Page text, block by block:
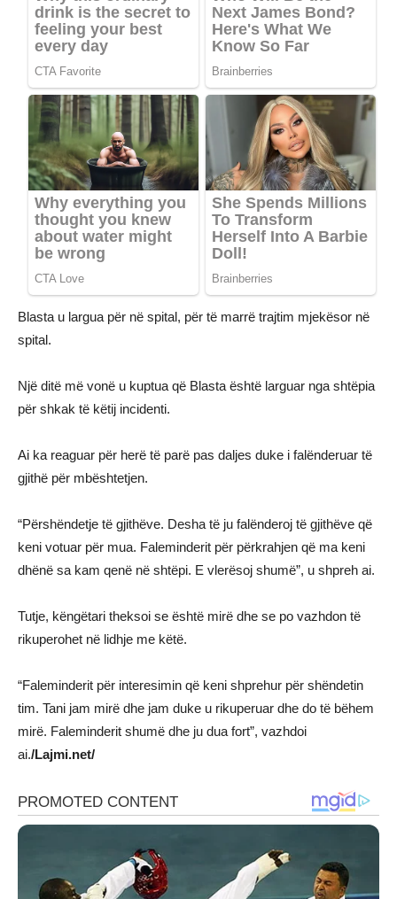
Blasta u largua për në spital, për të marrë trajtim mjekësor në
spital.
Një ditë më vonë u kuptua që Blasta është larguar nga shtëpia
për shkak të këtij incidenti.
Ai ka reaguar për herë të parë pas daljes duke i falënderuar të
gjithë për mbështetjen.
“Përshëndetje të gjithëve. Desha të ju falënderoj të gjithëve që
keni votuar për mua. Faleminderit për përkrahjen që ma keni
dhënë sa kam qenë në shtëpi. E vlerësoj shumë”, u shpreh ai.
Tutje, këngëtari theksoi se është mirë dhe se po vazhdon të
rikuperohet në lidhje me këtë.
“Faleminderit për interesimin që keni shprehur për shëndetin
tim. Tani jam mirë dhe jam duke u rikuperuar dhe do të bëhem
mirë. Faleminderit shumë dhe ju dua fort”, vazhdoi
ai./Lajmi.net/